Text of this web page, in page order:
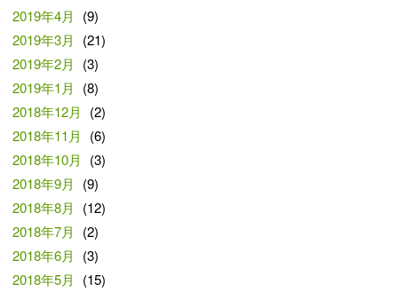
2019年4月
(9)
2019年3月
(21)
2019年2月
(3)
2019年1月
(8)
2018年12月
(2)
2018年11月
(6)
2018年10月
(3)
2018年9月
(9)
2018年8月
(12)
2018年7月
(2)
2018年6月
(3)
2018年5月
(15)